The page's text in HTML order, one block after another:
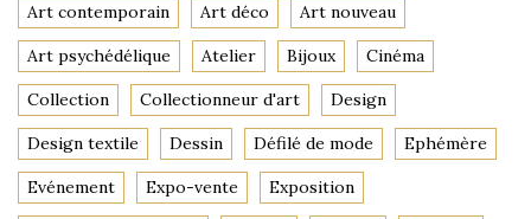
Art contemporain Art déco Art nouveau
Art psychédélique Atelier Bijoux Cinéma
Collection Collectionneur d'art Design
Design textile Dessin Défilé de mode Ephémère
Evénement Expo-vente Exposition